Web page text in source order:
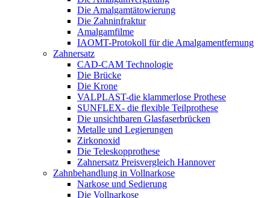
Die Amalgamtätowierung
Die Zahninfraktur
Amalgamfilme
IAOMT-Protokoll für die Amalgamentfernung
Zahnersatz
CAD-CAM Technologie
Die Brücke
Die Krone
VALPLAST-die klammerlose Prothese
SUNFLEX- die flexible Teilprothese
Die unsichtbaren Glasfaserbrücken
Metalle und Legierungen
Zirkonoxid
Die Teleskopprothese
Zahnersatz Preisvergleich Hannover
Zahnbehandlung in Vollnarkose
Narkose und Sedierung
Die Vollnarkose